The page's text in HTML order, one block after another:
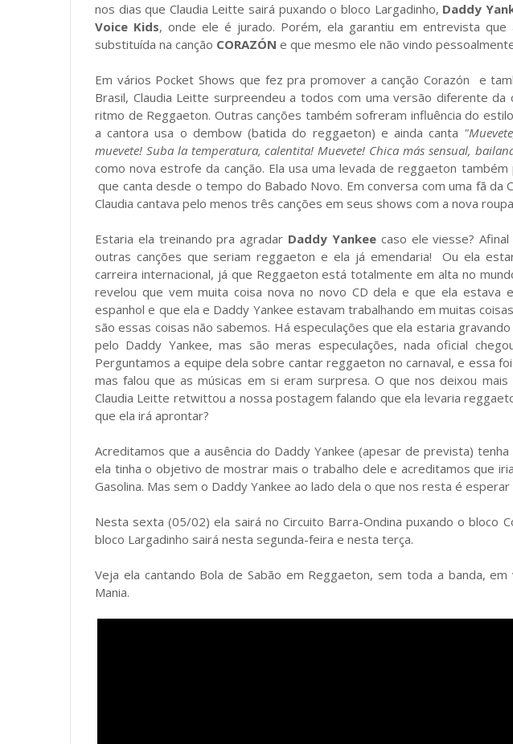
nos dias que Claudia Leitte sairá puxando o bloco Largadinho, Daddy
Voice Kids, onde ele é jurado. Porém, ela garantiu em entrevista
substituída na canção CORAZÓN e que mesmo ele não vindo
Em vários Pocket Shows que fez pra promover a canção Corazón e
Brasil, Claudia Leitte surpreendeu a todos com uma versão diferente da
ritmo de Reggaeton. Outras canções também sofreram influência do
a cantora usa o dembow (batida do reggaeton) e ainda canta
muevete! Suba la temperatura, calentita! Muevete! Chica más sensual,
como nova estrofe da canção. Ela usa uma levada de reggaeton também
que canta desde o tempo do Babado Novo. Em conversa com uma fã da
Claudia cantava pelo menos três canções em seus shows com a nova
Estaria ela treinando pra agradar Daddy Yankeecaso ele viesse?
outras canções que seriam reggaeton e ela já emendaria! Ou ela
carreira internacional, já que Reggaeton está totalmente em alta no
revelou que vem muita coisa nova no novo CD dela e que ela estava
espanhol e que ela e Daddy Yankee estavam trabalhando em muitas
são essas coisas não sabemos. Há especulações que ela estaria
pelo Daddy Yankee, mas são meras especulações, nada oficial
Perguntamos a equipe dela sobre cantar reggaeton no carnaval, e essa
mas falou que as músicas em si eram surpresa. O que nos deixou
Claudia Leitte retwittou a nossa postagem falando que ela levaria
que ela irá aprontar?
Acreditamos que a ausência do Daddy Yankee (apesar de prevista)
ela tinha o objetivo de mostrar mais o trabalho dele e acreditamos que
Gasolina. Mas sem o Daddy Yankee ao lado dela o que nos resta é
Nesta sexta (05/02) ela sairá no Circuito Barra-Ondina puxando o bloco
bloco Largadinho sairá nesta segunda-feira e nesta terça.
Veja ela cantando Bola de Sabão em Reggaeton, sem toda a banda,
Mania.